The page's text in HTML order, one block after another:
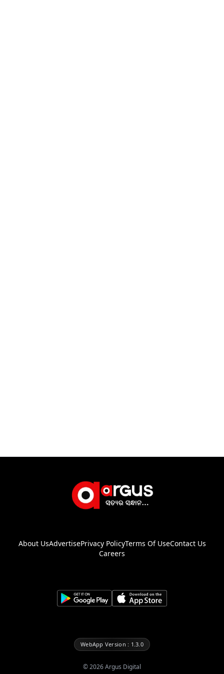
About UsAdvertisePrivacy PolicyTerms Of UseContact Us
Careers
WebApp Version : 1.3.0
©2026Argus Digital